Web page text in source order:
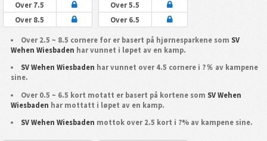
Over 7.5
Over 8.5
Over 5.5
Over 6.5
Over 2.5 ~ 8.5 cornere for er basert på hjørnesparkene som SV
Wehen Wiesbaden har vunnet i løpet av en kamp.
SV Wehen Wiesbaden har vunnet over 4.5 cornere i ?％ av kampene
sine.
Over 0.5 ~ 6.5 kort motatt er basert på kortene somSV Wehen
Wiesbaden har mottatt i løpet av en kamp.
SV Wehen Wiesbaden mottok over 2.5 kort i ?% av kampene sine.